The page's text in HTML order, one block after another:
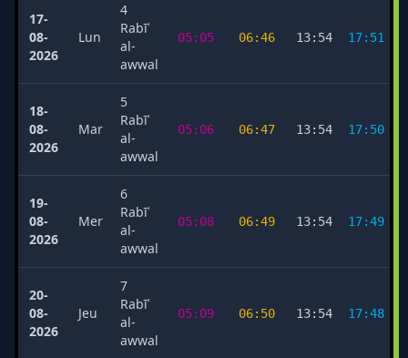
17-
08-
2026
Lun
4
Rabīʿ
al-
awwal
05:05 06:46 13:54 17:51
18-
08-
2026
Mar
5
Rabīʿ
al-
awwal
05:06 06:47 13:54 17:50
19-
08-
2026
Mer
6
Rabīʿ
al-
awwal
05:08 06:49 13:54 17:49
20-
08-
2026
Jeu
7
Rabīʿ
al-
awwal
05:09 06:50 13:54 17:48